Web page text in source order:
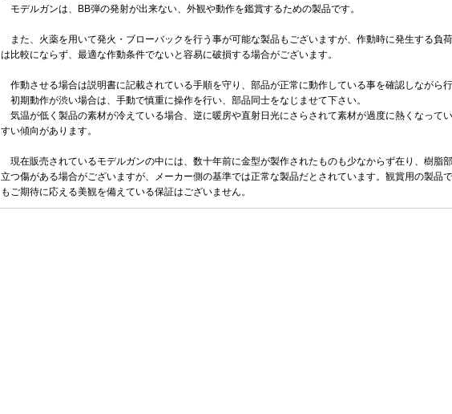
モデルガンは、BB弾の発射が出来ない、外観や動作を鑑賞するための製品です。
また、火薬を用いて発火・ブローバックを行う事が可能な製品もございますが、作動時に発生する負
は比較にならず、最適な作動条件でないと容易に破損する場合がございます。
作動させる場合は説明書に記載されている手順を守り、部品が正常に動作している事を確認しながら行
初期動作が渋い場合は、手動で慎重に操作を行い、部品同士をなじませて下さい。
気温が低く製品の素材が冷えている場合、逆に暖房や直射日光にさらされて素材が過度に熱くなって
すい傾向があります。
現在販売されているモデルガンの中には、数十年前に金型が製作されたものも少なからず在り、樹脂
立つ傷がある場合がございますが、メーカー側の基準では正常な製品だとされています。観賞用の製品
もご期待に応える美観を備えている保証はございません。